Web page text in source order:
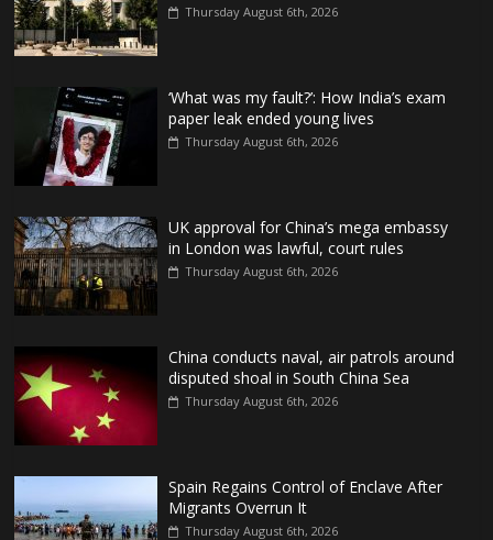
Thursday August 6th, 2026
‘What was my fault?’: How India’s exam
paper leak ended young lives
Thursday August 6th, 2026
UK approval for China’s mega embassy
in London was lawful, court rules
Thursday August 6th, 2026
China conducts naval, air patrols around
disputed shoal in South China Sea
Thursday August 6th, 2026
Spain Regains Control of Enclave After
Migrants Overrun It
Thursday August 6th, 2026